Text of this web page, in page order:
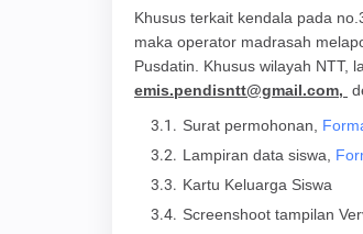
Khusus terkait kendala pada
maka operator madrasah
Pusdatin. Khusus wilayah NTT,
emis.pendisntt@gmail.com,
Surat permohonan,
Lampiran data siswa,
Kartu Keluarga Siswa
Screenshoot tampilan